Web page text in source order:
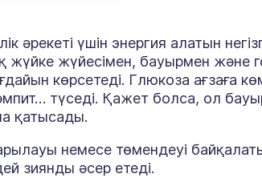
әрекеті үшін энергия алатын
жүйке жүйесімен, бауырмен және
көрсетеді. Глюкоза ағзаға
түседі. Қажет болса, ол
қатысады.
немесе төмендеуі
зиянды әсер етеді.